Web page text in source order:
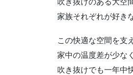
家族それぞれが好き
この快適な空間を支
家中の温度差が少な
吹き抜けでも一年中